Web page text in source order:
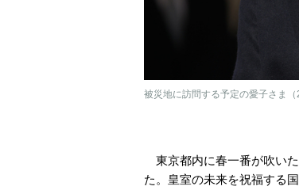
被災地に訪問する予定の愛子さま
東京都内に春一番が吹い
た。皇室の未来を祝福する